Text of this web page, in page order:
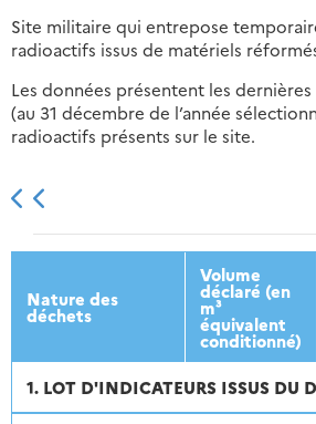
Site militaire qui entrepose
radioactifs issus de matériels
Les données présentent les
(au 31 décembre de l’année
radioactifs présents sur le site.
2013 2014
Nature des
déchets
Volume
déclaré (en
m³
équivalent
conditionné)
1. LOT D'INDICATEURS ISSUS DU